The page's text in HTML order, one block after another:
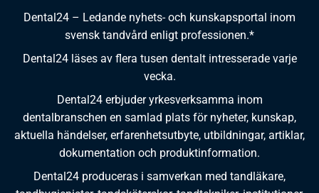
Dental24 – Ledande nyhets- och kunskapsportal inom
svensk tandvård enligt professionen.*
Dental24 läses av flera tusen dentalt intresserade varje
vecka.
Dental24 erbjuder yrkesverksamma inom
dentalbranschen en samlad plats för nyheter, kunskap,
aktuella händelser, erfarenhetsutbyte, utbildningar, artiklar,
dokumentation och produktinformation.
Dental24 produceras i samverkan med tandläkare,